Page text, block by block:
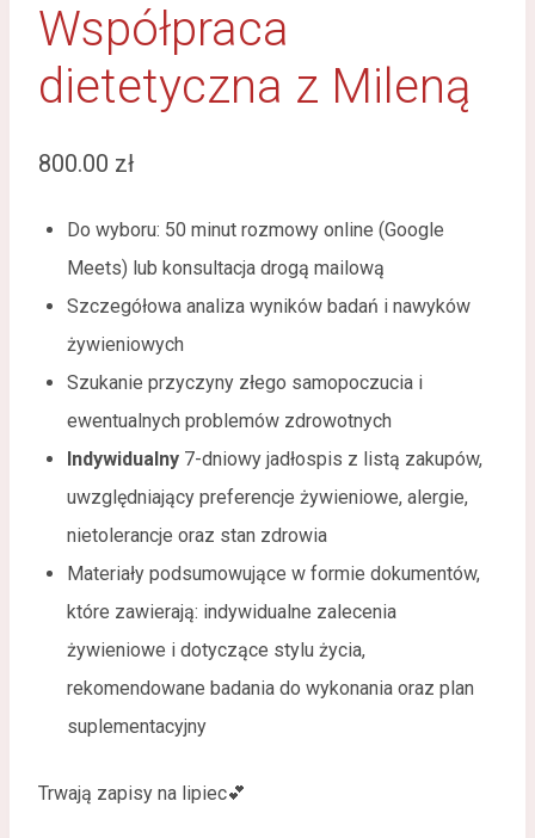
Współpraca
dietetyczna z Mileną
800.00 zł
Do wyboru: 50 minut rozmowy online (Google
Meets) lub konsultacja drogą mailową
Szczegółowa analiza wyników badań i nawyków
żywieniowych
Szukanie przyczyny złego samopoczucia i
ewentualnych problemów zdrowotnych
Indywidualny 7-dniowy jadłospis z listą zakupów,
uwzględniający preferencje żywieniowe, alergie,
nietolerancje oraz stan zdrowia
Materiały podsumowujące w formie dokumentów,
które zawierają: indywidualne zalecenia
żywieniowe i dotyczące stylu życia,
rekomendowane badania do wykonania oraz plan
suplementacyjny
Trwają zapisy na lipiec💕